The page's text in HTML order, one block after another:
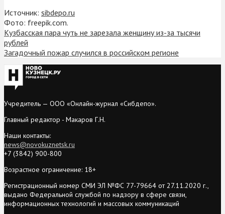
Источник: sibdepo.ru
Фото: freepik.com.
Кузбасская пара чуть не зарезала женщину из-за тысячи
рублей
Загадочный пожар случился в российском регионе
Учредитель — ООО «Онлайн-журнал «Сибдепо».
Главный редактор - Макаров Г.Н.
Наши контакты:
news@novokuznetsk.ru
+7 (3842) 900-800
Возрастное ограничение: 18+
Регистрационный номер СМИ ЭЛ №ФС 77-79664 от 27.11.2020 г.,
выдано Федеральной службой по надзору в сфере связи,
информационных технологий и массовых коммуникаций